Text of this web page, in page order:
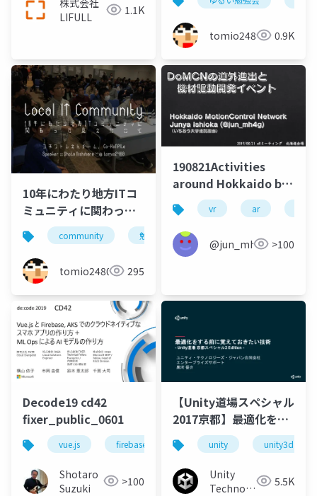
LIFULL
1.1K
tomio2480 0.9K
10年にわたり地方ITコ
ミュニティに関わって
見えたことcommunity 勉強会
tomio2480 295
190821Activities
around Hokkaido by
DoMCN members and
Immediate Gadget-
Driven-Hackathon
Event
vr ar
@jun_mh4g>100
Decode19 cd42
fixer_public_0601
vue.js firebase azure kuberenetes service
Shotaro
Suzuki
>100
【Unity道場スペシャル
2017京都】最適化をす
る前に覚えておきたい
技術
unity unity3d
Unity
Technologies 5.5K